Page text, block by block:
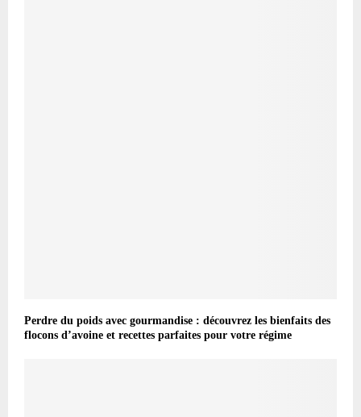
Perdre du poids avec gourmandise : découvrez les bienfaits des
flocons d’avoine et recettes parfaites pour votre régime